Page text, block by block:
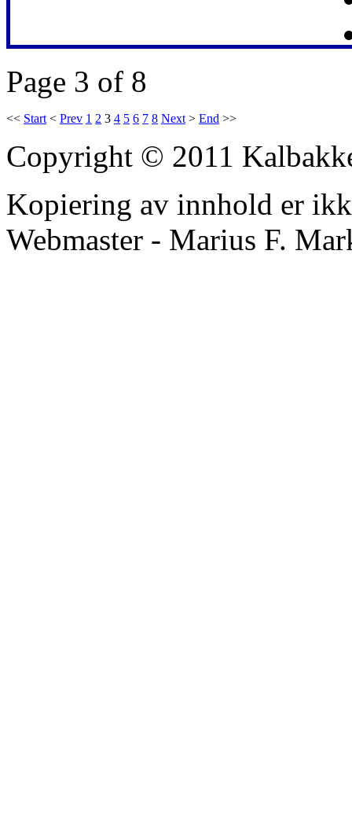
Page 3 of 8
<< Start < Prev 1 2 3 4 5 6 7 8 Next > End >>
Copyright © 2011
Kopiering av innhold er
Webmaster - Marius F.